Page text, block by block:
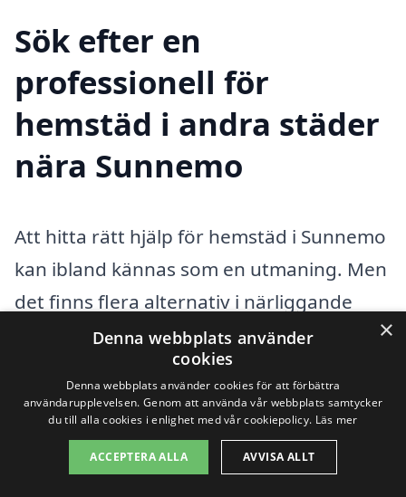
Sök efter en
professionell för
hemstäd i andra städer
nära Sunnemo
Att hitta rätt hjälp för hemstäd i Sunnemo
kan ibland kännas som en utmaning. Men
det finns flera alternativ i närliggande
städer som kan erbjuda professionella
städtjänster. Genom att använda en
plattform som xn--hemstd-pris-p8a.se får
du en enkel väg att jämföra olika företag
och få bästa möjliga erbjudande. Du
×
Denna webbplats använder
cookies
Denna webbplats använder cookies för att förbättra
användarupplevelsen. Genom att använda vår webbplats samtycker
du till alla cookies i enlighet med vår cookiepolicy. Läs mer
ACCEPTERA ALLA AVVISA ALLT